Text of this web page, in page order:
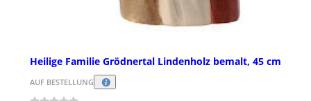
Heilige Familie Grödnertal Lindenholz bemalt, 45 cm
AUF BESTELLUNG